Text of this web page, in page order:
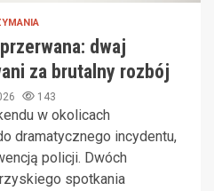
dwaj
za brutalny rozbój
143
w okolicach
dramatycznego incydentu,
policji. Dwóch
spotkania